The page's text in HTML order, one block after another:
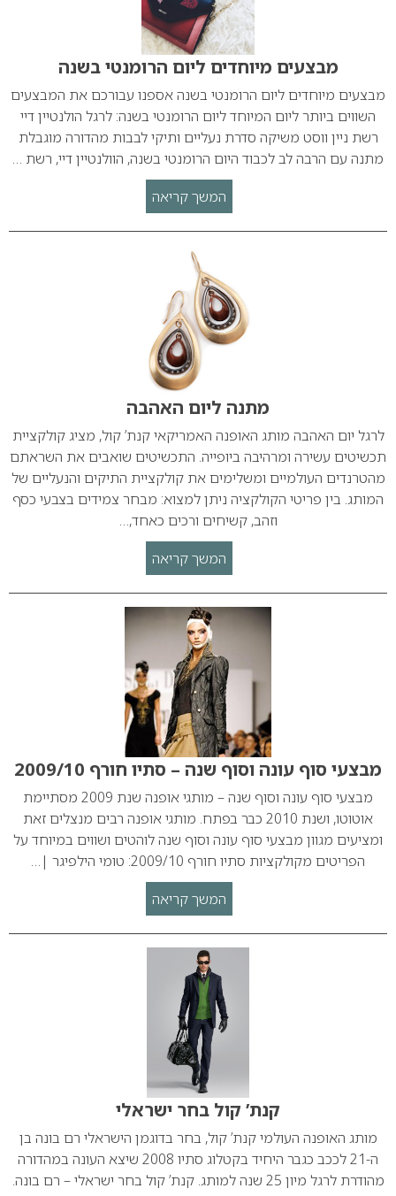
מבצעים מיוחדים ליום הרומנטי בשנה
מבצעים מיוחדים ליום הרומנטי בשנה אספנו עבורכם את המבצעים
השווים ביותר ליום המיוחד ליום הרומנטי בשנה: לרגל הולנטיין דיי
רשת ניין ווסט משיקה סדרת נעליים ותיקי לבבות מהדורה מוגבלת
מתנה עם הרבה לב לכבוד היום הרומנטי בשנה, הוולנטיין דיי, רשת …
המשך קריאה
מתנה ליום האהבה
לרגל יום האהבה מותג האופנה האמריקאי קנת’ קול, מציג קולקציית
תכשיטים עשירה ומרהיבה ביופייה. התכשיטים שואבים את השראתם
מהטרנדים העולמיים ומשלימים את קולקציית התיקים והנעליים של
המותג. בין פריטי הקולקציה ניתן למצוא: מבחר צמידים בצבעי כסף
וזהב, קשיחים ורכים כאחד,…
המשך קריאה
מבצעי סוף עונה וסוף שנה – סתיו חורף 2009/10
מבצעי סוף עונה וסוף שנה – מותגי אופנה שנת 2009 מסתיימת
אוטוטו, ושנת 2010 כבר בפתח. מותגי אופנה רבים מנצלים זאת
ומציעים מגוון מבצעי סוף עונה וסוף שנה לוהטים ושווים במיוחד על
הפריטים מקולקציות סתיו חורף 2009/10: טומי הילפיגר |…
המשך קריאה
קנת’ קול בחר ישראלי
מותג האופנה העולמי קנת’ קול, בחר בדוגמן הישראלי רם בונה בן
ה-21 לככב כגבר היחיד בקטלוג סתיו 2008 שיצא העונה במהדורה
מהודרת לרגל מיון 25 שנה למותג. קנת’ קול בחר ישראלי – רם בונה.